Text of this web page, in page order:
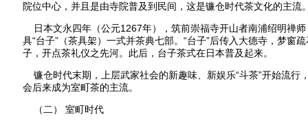
院位中心，并且是由寺院普及到民间，这是镰仓时代茶文化的主流
日本文永四年（公元1267年），筑前崇福寺开山者南浦绍明禅
具“台子”（茶具架）一式并茶典七部。“台子”后传入大德寺，梦窗
子，开点茶礼仪之先河。此后，台子茶式在日本普及起来。
镰仓时代末期，上层武家社会的新趣味、新娱乐“斗茶”开始流行
会后来成为室町茶的主流。
（二） 室町时代